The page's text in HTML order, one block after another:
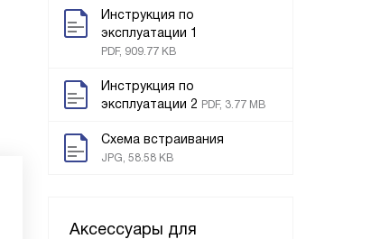
Инструкция по
эксплуатации 1
PDF, 909.77 KB
Инструкция по
эксплуатации 2 PDF, 3.77 MB
Схема встраивания
JPG, 58.58 KB
Аксессуары для